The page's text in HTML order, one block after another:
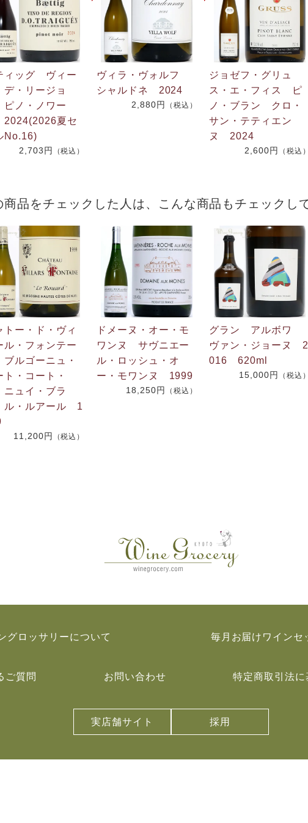
ィッグ ヴィー
デ・リージョ
ノ・ノワー
夏セ
No.16)
2,703円 （税込）
ヴィラ・ヴォルフ
シャルドネ 2024
2,880円 （税込）
ジョゼフ・グリュ
ス・エ・フィス ピ
ノ・ブラン クロ・
サン・テティエン
ヌ 2024
2,600円 （税込
商品をチェックした人は、こんな商品もチェックし
トー・ド・ヴィ
ル・フォンテー
ルゴーニュ・
ト・コート・
ニュイ・ブラ
・ルアール 1
11,200円 （税込）
ドメーヌ・オー・モ
ワンヌ サヴニエー
ル・ロッシュ・オ
ー・モワンヌ 1999
18,250円 （税込）
グラン アルボワ
ヴァン・ジョーヌ
016 620ml
15,000円 （税込
グロッサリーについて 毎月お届けワインセ
ご質問 お問い合わせ 特定商取引法
実店舗サイト 採用